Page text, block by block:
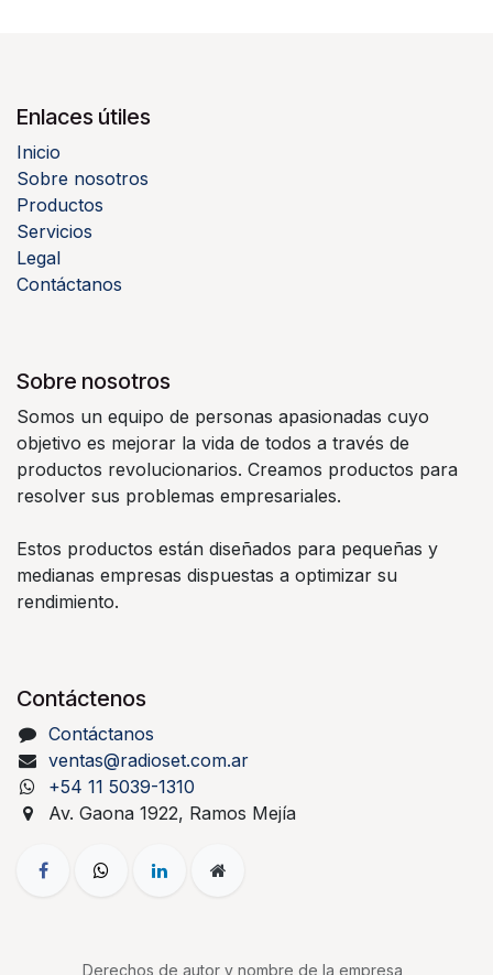
Enlaces útiles
Inicio
Sobre nosotros
Productos
Servicios
Legal
Contáctanos
Sobre nosotros
Somos un equipo de personas apasionadas cuyo
objetivo es mejorar la vida de todos a través de
productos revolucionarios. Creamos productos para
resolver sus problemas empresariales.
Estos productos están diseñados para pequeñas y
medianas empresas dispuestas a optimizar su
rendimiento.
Contáctenos
Contáctanos
ventas@radioset.com.ar
+54 11 5039-1310
Av. Gaona 1922, Ramos Mejía
Derechos de autor y nombre de la empresa